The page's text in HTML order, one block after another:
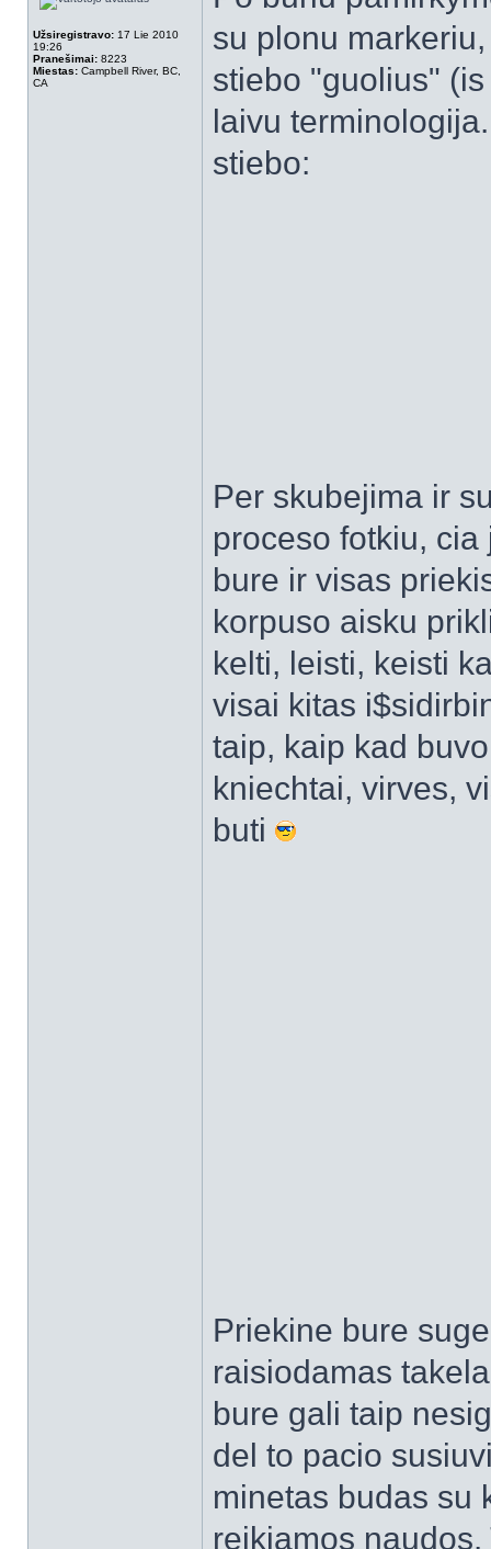
Užsiregistravo: 17 Lie 2010
19:26
Pranešimai: 8223
Miestas: Campbell River, BC,
CA
su plonu
stiebo "guolius"
laivu
stiebo:
Per skubejima ir
proceso fotkiu,
bure ir visas
korpuso aisku
kelti, leisti, keisti
visai kitas
taip, kaip kad
kniechtai, virves,
buti
Priekine bure
raisiodamas
bure gali taip
del to pacio
minetas budas su
reikiamos